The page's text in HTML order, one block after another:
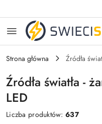
Strona główna Źródła
Źródła światła -
LED
Liczba produktów:637